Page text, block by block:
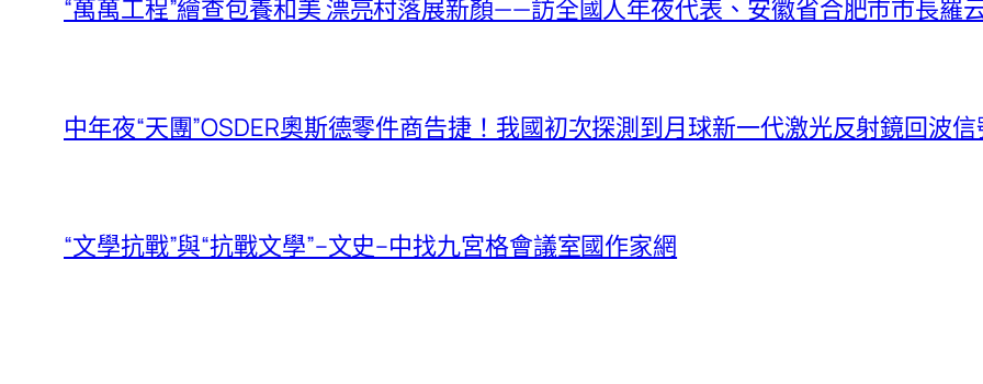
“萬萬工程”繪查包養和美 漂亮村落展新顏——訪全國人年夜代表、安徽省合肥市市長羅
中年夜“天團”OSDER奧斯德零件商告捷！我國初次探測到月球新一代激光反射鏡回波信
“文學抗戰”與“抗戰文學”–文史–中找九宮格會議室國作家網